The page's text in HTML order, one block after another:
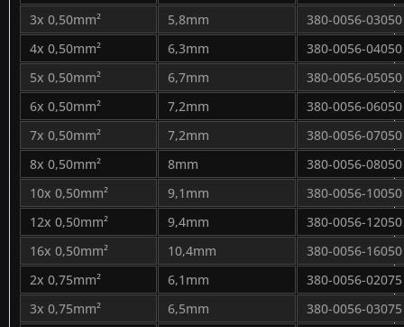
3x 0,50mm²
5,8mm
380-0056-03050
4x 0,50mm²
6,3mm
380-0056-04050
5x 0,50mm²
6,7mm
380-0056-05050
6x 0,50mm²
7,2mm
380-0056-06050
7x 0,50mm²
7,2mm
380-0056-07050
8x 0,50mm²
8mm
380-0056-08050
10x 0,50mm²
9,1mm
380-0056-10050
12x 0,50mm²
9,4mm
380-0056-12050
16x 0,50mm²
10,4mm
380-0056-16050
2x 0,75mm²
6,1mm
380-0056-02075
3x 0,75mm²
6,5mm
380-0056-03075